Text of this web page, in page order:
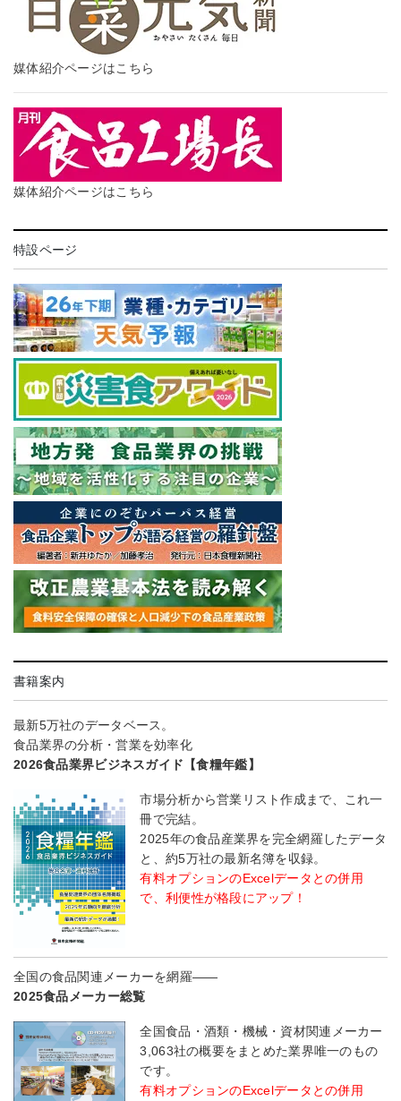
媒体紹介ページはこちら
媒体紹介ページはこちら
特設ページ
書籍案内
最新5万社のデータベース。
食品業界の分析・営業を効率化
2026食品業界ビジネスガイド【食糧年鑑】
市場分析から営業リスト作成まで、これ一
冊で完結。
2025年の食品産業界を完全網羅したデータ
と、約5万社の最新名簿を収録。
有料オプションのExcelデータとの併用
で、利便性が格段にアップ！
全国の食品関連メーカーを網羅――
2025食品メーカー総覧
全国食品・酒類・機械・資材関連メーカー
3,063社の概要をまとめた業界唯一のもの
です。
有料オプションのExcelデータとの併用